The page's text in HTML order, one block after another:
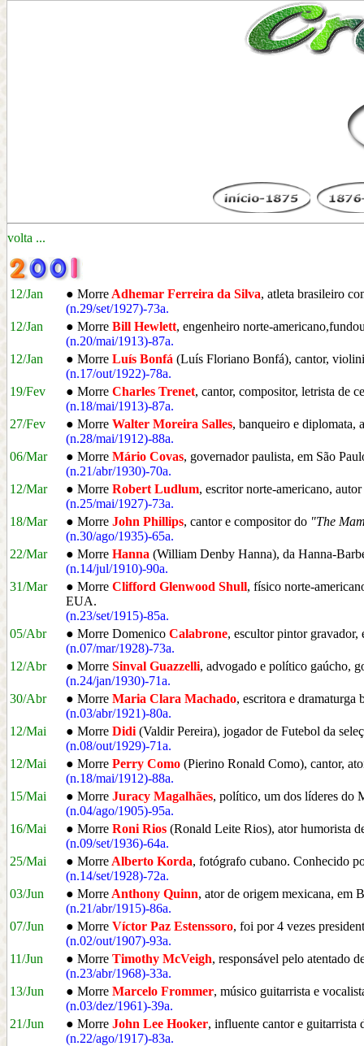
volta ...
12/Jan ● Morre Adhemar Ferreira da Silva, atleta brasileiro
(n.29/set/1927)-73a.
12/Jan
● Morre Bill Hewlett, engenheiro norte-
(n.20/mai/1913)-87a.
12/Jan
● Morre Luís Bonfá (Luís Floriano Bonfá), cantor,
(n.17/out/1922)-78a.
19/Fev
● Morre Charles Trenet, cantor, compositor, letrista de
(n.18/mai/1913)-87a.
27/Fev
● Morre Walter Moreira Salles, banqueiro e diplomata,
(n.28/mai/1912)-88a.
06/Mar
● Morre Mário Covas, governador paulista, em São
(n.21/abr/1930)-70a.
12/Mar
● Morre Robert Ludlum, escritor norte-americano,
(n.25/mai/1927)-73a.
18/Mar
● Morre John Phillips, cantor e compositor do "The
(n.30/ago/1935)-65a.
22/Mar
● Morre Hanna (William Denby Hanna), da Hanna-
(n.14/jul/1910)-90a.
31/Mar
● Morre Clifford Glenwood Shull, físico norte-
EUA.
(n.23/set/1915)-85a.
05/Abr
● Morre Domenico Calabrone, escultor pintor gravador,
(n.07/mar/1928)-73a.
12/Abr
● Morre Sinval Guazzelli, advogado e político gaúcho,
(n.24/jan/1930)-71a.
30/Abr
● Morre Maria Clara Machado, escritora e dramaturga
(n.03/abr/1921)-80a.
12/Mai
● Morre Didi (Valdir Pereira), jogador de Futebol da
(n.08/out/1929)-71a.
12/Mai
● Morre Perry Como (Pierino Ronald Como), cantor,
(n.18/mai/1912)-88a.
15/Mai
● Morre Juracy Magalhães, político, um dos líderes do
(n.04/ago/1905)-95a.
16/Mai
● Morre Roni Rios (Ronald Leite Rios), ator humorista
(n.09/set/1936)-64a.
25/Mai
● Morre Alberto Korda, fotógrafo cubano. Conhecido
(n.14/set/1928)-72a.
03/Jun
● Morre Anthony Quinn, ator de origem mexicana, em
(n.21/abr/1915)-86a.
07/Jun
● Morre Víctor Paz Estenssoro, foi por 4 vezes
(n.02/out/1907)-93a.
11/Jun
● Morre Timothy McVeigh, responsável pelo atentado
(n.23/abr/1968)-33a.
13/Jun
● Morre Marcelo Frommer, músico guitarrista e
(n.03/dez/1961)-39a.
21/Jun
● Morre John Lee Hooker, influente cantor e
(n.22/ago/1917)-83a.